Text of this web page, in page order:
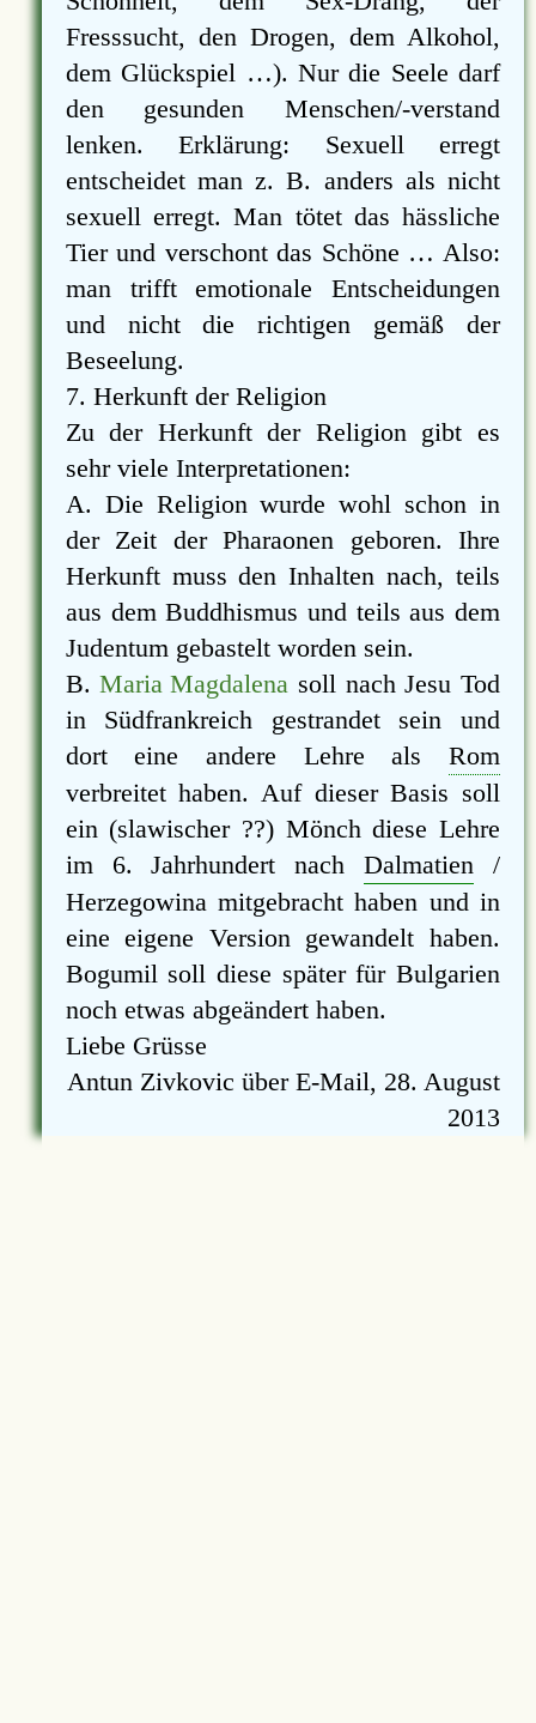
Fresssucht, den Drogen, dem Alkohol,
dem Glückspiel …). Nur die Seele darf
den gesunden Menschen/-verstand
lenken. Erklärung: Sexuell erregt
entscheidet man z. B. anders als nicht
sexuell erregt. Man tötet das hässliche
Tier und verschont das Schöne … Also:
man trifft emotionale Entscheidungen
und nicht die richtigen gemäß der
Beseelung.
7. Herkunft der Religion
Zu der Herkunft der Religion gibt es
sehr viele Interpretationen:
A. Die Religion wurde wohl schon in
der Zeit der Pharaonen geboren. Ihre
Herkunft muss den Inhalten nach, teils
aus dem Buddhismus und teils aus dem
Judentum gebastelt worden sein.
B.Maria Magdalena soll nach Jesu Tod
in Südfrankreich gestrandet sein und
dort eine andere Lehre als Rom
verbreitet haben. Auf dieser Basis soll
ein (slawischer ??) Mönch diese Lehre
im 6. Jahrhundert nachDalmatien /
Herzegowina mitgebracht haben und in
eine eigene Version gewandelt haben.
Bogumil soll diese später für Bulgarien
noch etwas abgeändert haben.
Liebe Grüsse
Antun Zivkovic über E-Mail, 28. August
2013